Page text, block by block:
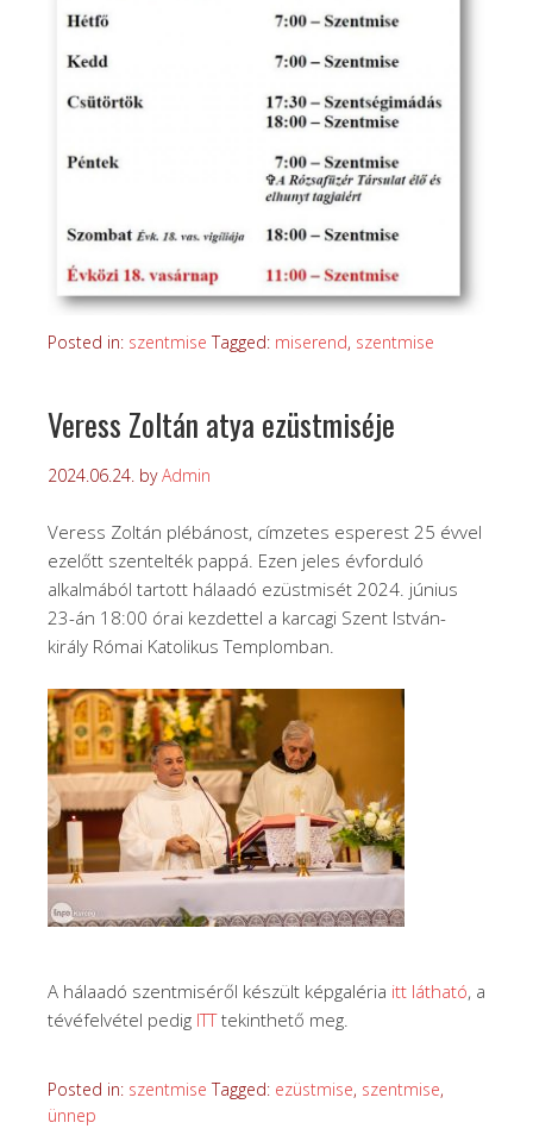
Posted in: szentmise Tagged: miserend, szentmise
Veress Zoltán atya ezüstmiséje
2024.06.24. byAdmin
Veress Zoltán plébánost, címzetes esperest 25 évvel
ezelőtt szentelték pappá. Ezen jeles évforduló
alkalmából tartott hálaadó ezüstmisét 2024. június
23-án 18:00 órai kezdettel a karcagi Szent István-
király Római Katolikus Templomban.
A hálaadó szentmiséről készült képgaléria itt látható, a
tévéfelvétel pedig ITTtekinthető meg.
Posted in: szentmise Tagged: ezüstmise, szentmise,
ünnep